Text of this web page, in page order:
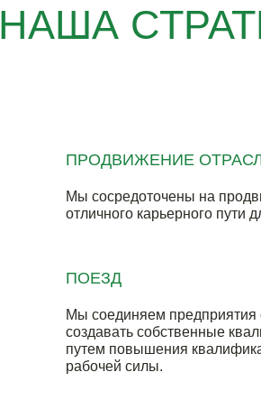
НАША
ПРОДВИЖЕНИЕ
Мы сосредоточены на
отличного карьерного пути
ПОЕЗД
Мы соединяем предприятия
создавать собственные
путем повышения
рабочей силы.